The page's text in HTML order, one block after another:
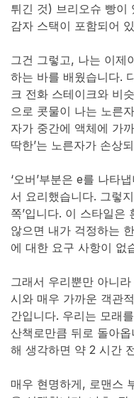
튀긴 것) 브리오슈 빵이
감자 스택이 포함되어
그건 그렇고, 나는 이제
하는 바를 배웠습니다.
크 전화 스테이크와 비
으로 콧물이 나는 노른
자가 중간에 액체에 가
딱한’는 노른자가 손상
‘오버’부분은 e를 나타
서 요리했습니다. 그렇
쪽’입니다. 이 스타일은
않으면 내가 걱정하는
에 대한 요구 사항이 없
그래서 우리뿐만 아니
시와 매우 가까운 객관
간입니다. 우리는 모래
산책로만큼 뒤로 돌아
해 생각하면 약 2 시간
매우 현명하게, 로맨스